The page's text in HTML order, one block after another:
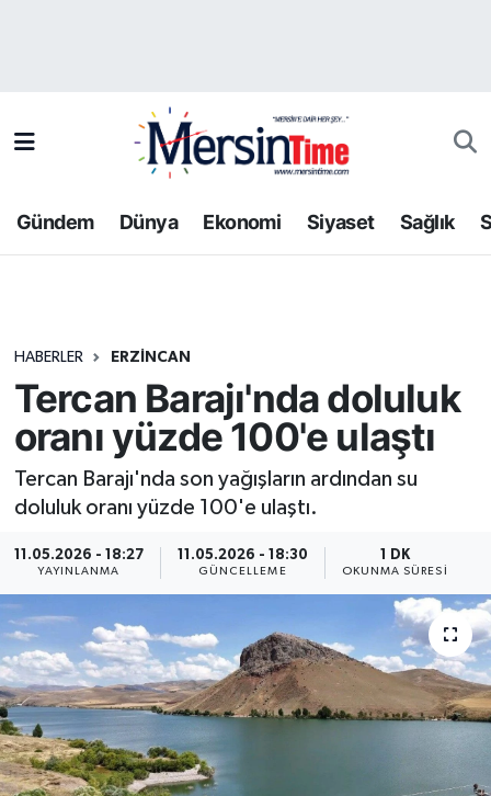
Gündem Dünya Ekonomi Siyaset Sağlık
HABERLER ERZINCAN
Tercan Barajı'nda doluluk
oranı yüzde 100'e ulaştı
Tercan Barajı'nda son yağışların ardından su
doluluk oranı yüzde 100'e ulaştı.
11.05.2026 - 18:27
YAYINLANMA
11.05.2026 - 18:30
GÜNCELLEME
1 DK
OKUNMA SÜRESI
Bilim-Teknoloji
Dünya
Ekonomi
Gündem
Kültür-Sanat
Siyaset
Spor
Yaşam
Trafik Durumu
Tüm Manşetler
Haber Arşivi